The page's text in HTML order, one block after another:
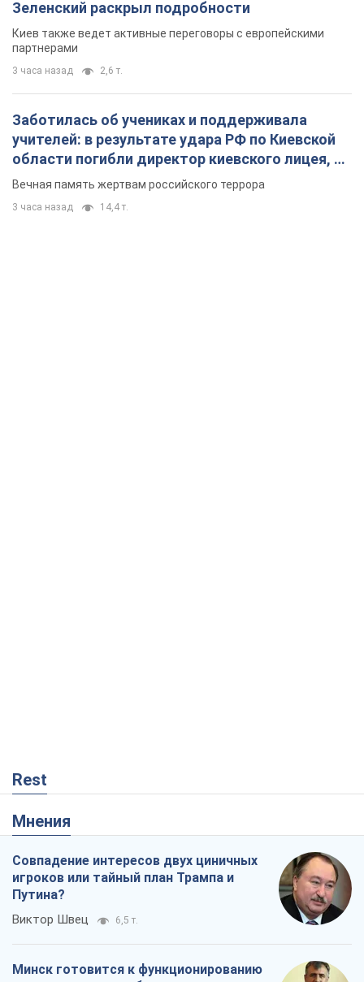
Украина заключила соглашения о ежемесячной
поставке ракет для системы Patriot из США:
Зеленский раскрыл подробности
партнерами
3 часа назад 2,6 т.
Заботилась об учениках и поддерживала
учителей: в результате удара РФ по Киевской
области погибли директор киевского лицея, её
Rest
Мнения
Совпадение интересов двух циничных
игроков или тайный план Трампа и
Путина?
Виктор Швец 6,5 т.